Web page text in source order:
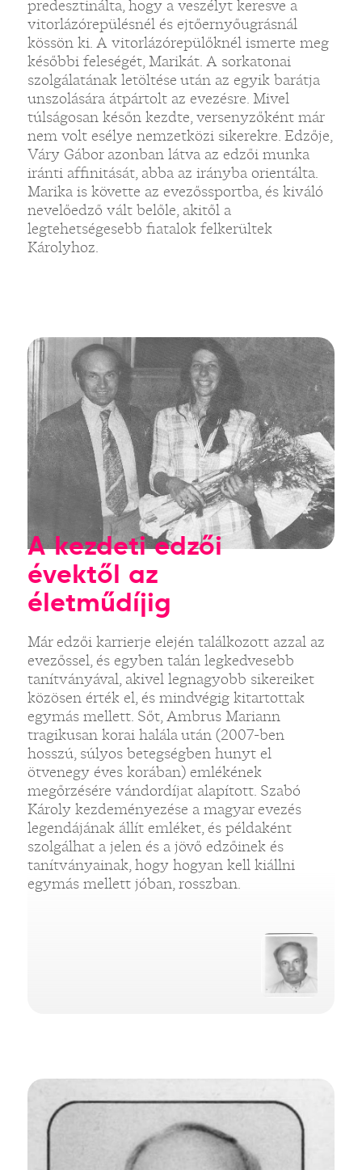
predesztinálta, hogy a veszélyt keresve a
vitorlázórepülésnél és ejtőernyőugrásnál
kössön ki. A vitorlázórepülőknél ismerte meg
későbbi feleségét, Marikát. A sorkatonai
szolgálatának letöltése után az egyik barátja
unszolására átpártolt az evezésre. Mivel
túlságosan későn kezdte, versenyzőként már
nem volt esélye nemzetközi sikerekre. Edzője,
Váry Gábor azonban látva az edzői munka
iránti affinitását, abba az irányba orientálta.
Marika is követte az evezőssportba, és kiváló
nevelőedző vált belőle, akitől a
legtehetségesebb fiatalok felkerültek
Károlyhoz.
A kezdeti edzői
évektől az
életműdíjig
Már edzői karrierje elején találkozott azzal az
evezőssel, és egyben talán legkedvesebb
tanítványával, akivel legnagyobb sikereiket
közösen érték el, és mindvégig kitartottak
egymás mellett. Sőt, Ambrus Mariann
tragikusan korai halála után (2007-ben
hosszú, súlyos betegségben hunyt el
ötvenegy éves korában) emlékének
megőrzésére vándordíjat alapított. Szabó
Károly kezdeményezése a magyar evezés
legendájának állít emléket, és példaként
szolgálhat a jelen és a jövő edzőinek és
tanítványainak, hogy hogyan kell kiállni
egymás mellett jóban, rosszban.